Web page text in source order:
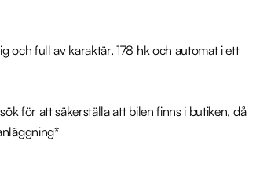
och full av karaktär. 178 hk och automat i ett
för att säkerställa att bilen finns i butiken, då